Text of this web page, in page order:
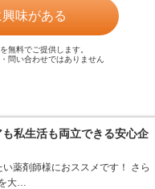
味がある
無料でご提供します。
問い合わせではありません
私生活も両立できる安心企
薬剤師様におススメです！ さら
大…